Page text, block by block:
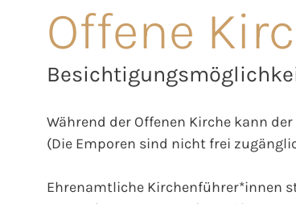
Offene
Während der Offenen Kirche kann
(Die Emporen sind nicht frei
Ehrenamtliche Kirchenführer*innen